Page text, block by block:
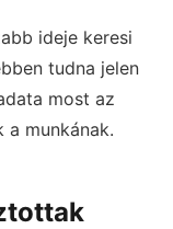
ideje keresi
tudna jelen
most az
a munkának.